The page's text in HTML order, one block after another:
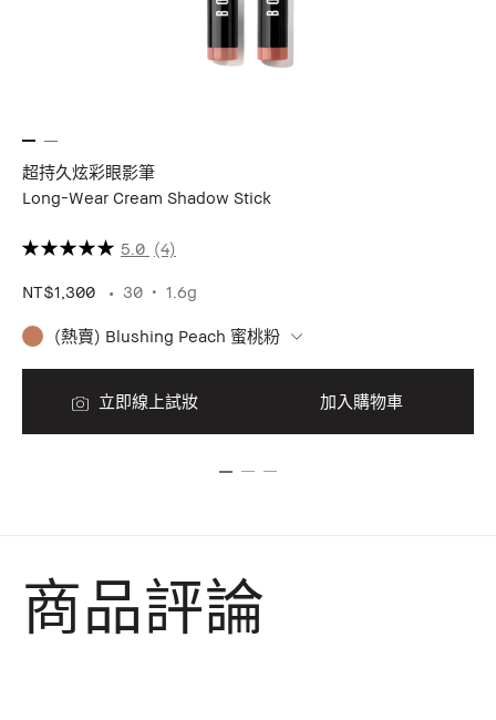
超持久炫彩眼影筆
Long-Wear Cream Shadow Stick
5.0 (4)
NT$1,300 30 1.6g
(熱賣) Blushing Peach 蜜桃粉
立即線上試妝 加入購物車
商品評論